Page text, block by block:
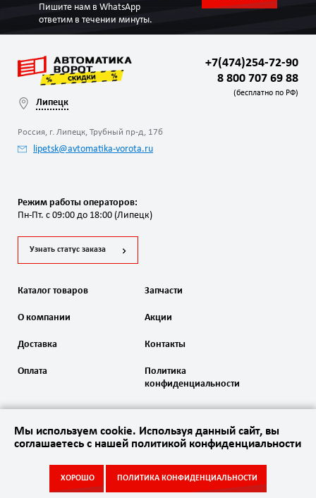
Запчасти Контакты
Пишите нам в WhatsApp
ответим в течении минуты.
Липецк
Россия, г. Липецк, Трубный пр-д, 17б
lipetsk@avtomatika-vorota.ru
+7(474)254-72-90
8 800 707 69 88
(бесплатно по РФ)
Режим работы операторов:
Пн-Пт. с 09:00 до 18:00 (Липецк)
Узнать статус заказа
Каталог товаров Запчасти
О компании
Доставка
Оплата
Акции
Контакты
Политика
конфиденциальности
2020 Автоматика ворот. Все права защищены
создан в студииEmpire Web
Мы используем cookie. Используя данный сайт, вы
соглашаетесь с нашей политикой конфиденциальности
ХОРОШО ПОЛИТИКА КОНФИДЕНЦИАЛЬНОСТИ